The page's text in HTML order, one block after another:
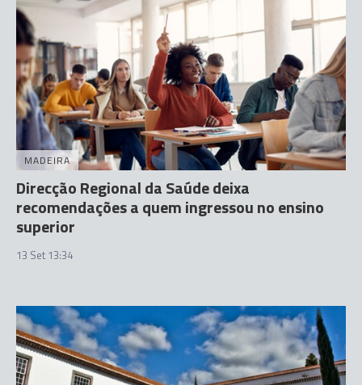
MADEIRA
Direcção Regional da Saúde deixa
recomendações a quem ingressou no ensino
superior
13 Set 13:34